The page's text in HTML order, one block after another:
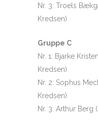
Nr. 3: Troels
Kredsen)
Gruppe C
Nr. 1: Bjarke
Kredsen)
Nr. 2: Sophus
Kredsen)
Nr. 3: Arthur Berg